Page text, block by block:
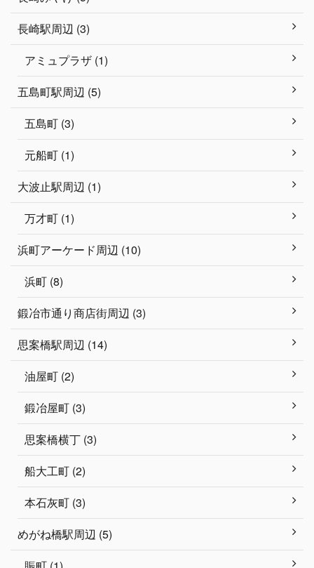
長崎駅周辺 (3)
アミュプラザ (1)
五島町駅周辺 (5)
五島町 (3)
元船町 (1)
大波止駅周辺 (1)
万才町 (1)
浜町アーケード周辺 (10)
浜町 (8)
鍛冶市通り商店街周辺 (3)
思案橋駅周辺 (14)
油屋町 (2)
鍛冶屋町 (3)
思案橋横丁 (3)
船大工町 (2)
本石灰町 (3)
めがね橋駅周辺 (5)